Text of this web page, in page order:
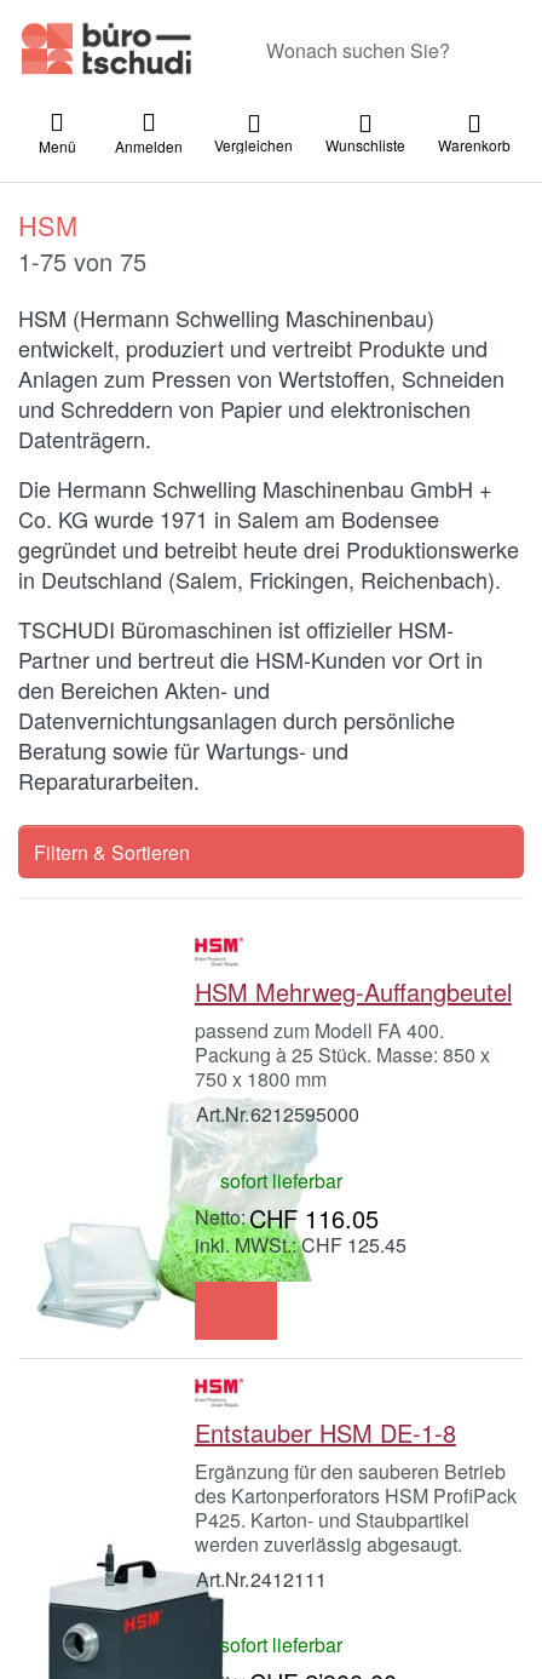
Menü Anmelden Vergleichen Wunschliste Warenkorb
HSM
Suchergebnisse:
1-75 von 75
HSM (Hermann Schwelling Maschinenbau)
entwickelt, produziert und vertreibt Produkte und
Anlagen zum Pressen von Wertstoffen, Schneiden
und Schreddern von Papier und elektronischen
Datenträgern.
Die Hermann Schwelling Maschinenbau GmbH +
Co. KG wurde 1971 in Salem am Bodensee
gegründet und betreibt heute drei Produktionswerke
in Deutschland (Salem, Frickingen, Reichenbach).
TSCHUDI Büromaschinen ist offizieller HSM-
Partner und bertreut die HSM-Kunden vor Ort in
den Bereichen Akten- und
Datenvernichtungsanlagen durch persönliche
Beratung sowie für Wartungs- und
Reparaturarbeiten.
Filtern & Sortieren
HSM Mehrweg-Auffangbeutel
passend zum Modell FA 400.
Packung à 25 Stück. Masse: 850 x
750 x 1800 mm
Art.Nr.6212595000
sofort lieferbar
CHF 116.05
inkl. MWSt.: CHF 125.45
Entstauber HSM DE-1-8
Ergänzung für den sauberen Betrieb
des Kartonperforators HSM ProfiPack
P425. Karton- und Staubpartikel
werden zuverlässig abgesaugt.
Art.Nr.2412111
sofort lieferbar